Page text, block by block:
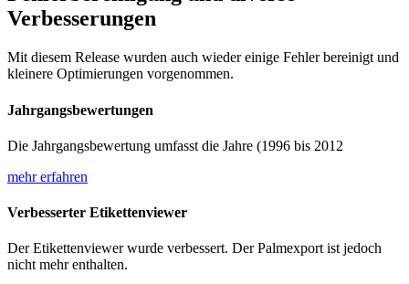
Verbesserungen
Mit diesem Release wurden auch wieder einige Fehler bereinigt und
kleinere Optimierungen vorgenommen.
Jahrgangsbewertungen
Die Jahrgangsbewertung umfasst die Jahre (1996 bis 2012
mehr erfahren
Verbesserter Etikettenviewer
Der Etikettenviewer wurde verbessert. Der Palmexport ist jedoch
nicht mehr enthalten.